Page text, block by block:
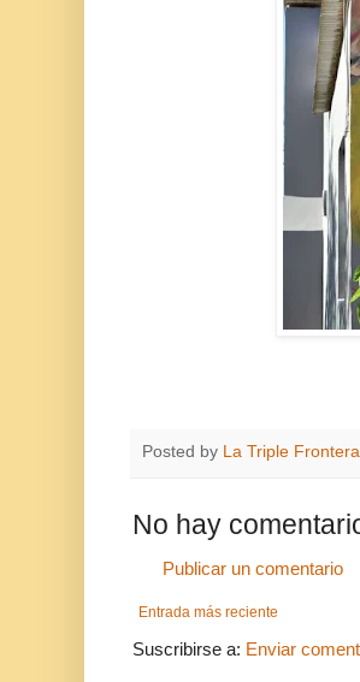
Posted by La Triple Frontera
No hay
Publicar un comentario
Entrada más reciente
Suscribirse a: Enviar